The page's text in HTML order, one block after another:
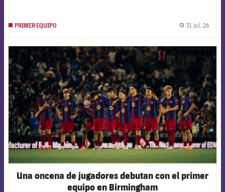
PRIMER EQUIPO 31 jul. 26
FCB Barcelona badge
Una oncena de jugadores debutan con el primer
equipo en Birmingham